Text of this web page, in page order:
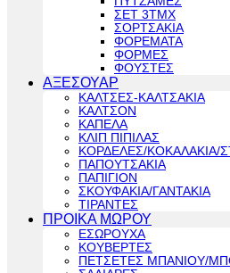
ΣΕΤ 3ΤΜΧ
ΣΟΡΤΣΑΚΙΑ
ΦΟΡΕΜΑΤΑ
ΦΟΡΜΕΣ
ΦΟΥΣΤΕΣ
ΑΞΕΣΟΥΑΡ
ΚΑΛΤΣΕΣ-ΚΑΛΤΣΑΚΙΑ
ΚΑΛΤΣΟΝ
ΚΑΠΕΛΑ
ΚΛΙΠ ΠΙΠΙΛΑΣ
ΚΟΡΔΕΛΕΣ/ΚΟΚΑΛΑΚΙΑ/
ΠΑΠΟΥΤΣΑΚΙΑ
ΠΑΠΙΓΙΟΝ
ΣΚΟΥΦΑΚΙΑ/ΓΑΝΤΑΚΙΑ
ΤΙΡΑΝΤΕΣ
ΠΡΟΙΚΑ ΜΩΡΟΥ
ΕΣΩΡΟΥΧΑ
ΚΟΥΒΕΡΤΕΣ
ΠΕΤΣΕΤΕΣ ΜΠΑΝΙΟΥ/